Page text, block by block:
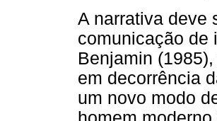
A narrativa deve
comunicação de
Benjamin
em decorrência
um novo modo